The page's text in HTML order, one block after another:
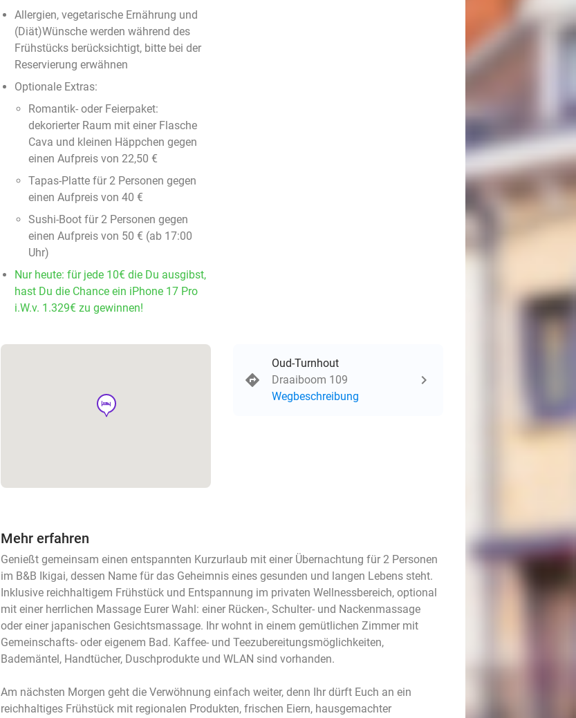
Allergien, vegetarische Ernährung und
(Diät)Wünsche werden während des
Frühstücks berücksichtigt, bitte bei der
Reservierung erwähnen
Optionale Extras:
Romantik- oder Feierpaket:
dekorierter Raum mit einer Flasche
Cava und kleinen Häppchen gegen
einen Aufpreis von 22,50 €
Tapas-Platte für 2 Personen gegen
einen Aufpreis von 40 €
Sushi-Boot für 2 Personen gegen
einen Aufpreis von 50 € (ab 17:00
Uhr)
Nur heute: für jede 10€ die Du ausgibst,
hast Du die Chance ein iPhone 17 Pro
i.W.v. 1.329€ zu gewinnen!
hotel
Oud-Turnhout
Draaiboom 109
Wegbeschreibung
Mehr erfahren
Genießt gemeinsam einen entspannten Kurzurlaub mit einer Übernachtung für 2 Personen
im B&B Ikigai, dessen Name für das Geheimnis eines gesunden und langen Lebens steht.
Inklusive reichhaltigem Frühstück und Entspannung im privaten Wellnessbereich, optional
mit einer herrlichen Massage Eurer Wahl: einer Rücken-, Schulter- und Nackenmassage
oder einer japanischen Gesichtsmassage. Ihr wohnt in einem gemütlichen Zimmer mit
Gemeinschafts- oder eigenem Bad. Kaffee- und Teezubereitungsmöglichkeiten,
Bademäntel, Handtücher, Duschprodukte und WLAN sind vorhanden.
Am nächsten Morgen geht die Verwöhnung einfach weiter, denn Ihr dürft Euch an ein
reichhaltiges Frühstück mit regionalen Produkten, frischen Eiern, hausgemachter